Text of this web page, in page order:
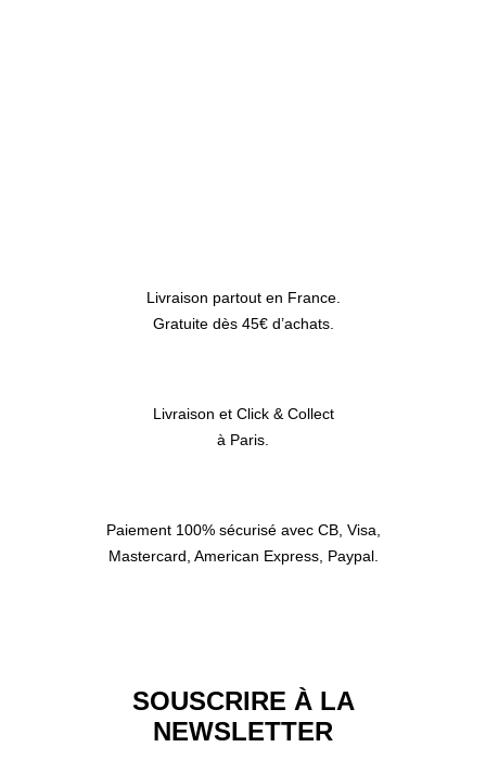
Livraison partout en France.
Gratuite dès 45€ d’achats.
Livraison et Click & Collect
à Paris.
Paiement 100% sécurisé avec CB, Visa,
Mastercard, American Express, Paypal.
SOUSCRIRE À LA
NEWSLETTER